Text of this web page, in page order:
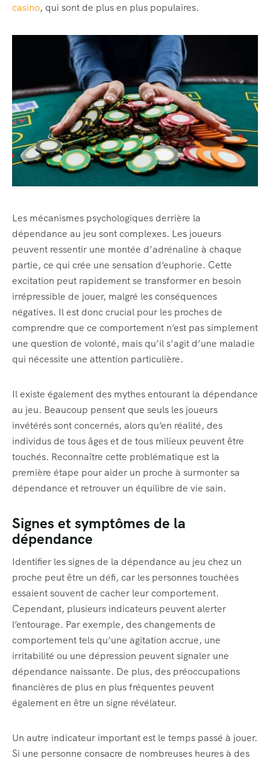
casino, qui sont de plus en plus populaires.
Les mécanismes psychologiques derrière la
dépendance au jeu sont complexes. Les joueurs
peuvent ressentir une montée d’adrénaline à chaque
partie, ce qui crée une sensation d’euphorie. Cette
excitation peut rapidement se transformer en besoin
irrépressible de jouer, malgré les conséquences
négatives. Il est donc crucial pour les proches de
comprendre que ce comportement n’est pas simplement
une question de volonté, mais qu’il s’agit d’une maladie
qui nécessite une attention particulière.
Il existe également des mythes entourant la dépendance
au jeu. Beaucoup pensent que seuls les joueurs
invétérés sont concernés, alors qu’en réalité, des
individus de tous âges et de tous milieux peuvent être
touchés. Reconnaître cette problématique est la
première étape pour aider un proche à surmonter sa
dépendance et retrouver un équilibre de vie sain.
Signes et symptômes de la
dépendance
Identifier les signes de la dépendance au jeu chez un
proche peut être un défi, car les personnes touchées
essaient souvent de cacher leur comportement.
Cependant, plusieurs indicateurs peuvent alerter
l’entourage. Par exemple, des changements de
comportement tels qu’une agitation accrue, une
irritabilité ou une dépression peuvent signaler une
dépendance naissante. De plus, des préoccupations
financières de plus en plus fréquentes peuvent
également en être un signe révélateur.
Un autre indicateur important est le temps passé à jouer.
Si une personne consacre de nombreuses heures à des